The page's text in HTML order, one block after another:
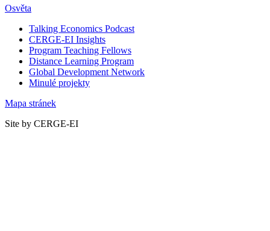
Osvěta
Talking Economics Podcast
CERGE-EI Insights
Program Teaching Fellows
Distance Learning Program
Global Development Network
Minulé projekty
Mapa stránek
Site by CERGE-EI